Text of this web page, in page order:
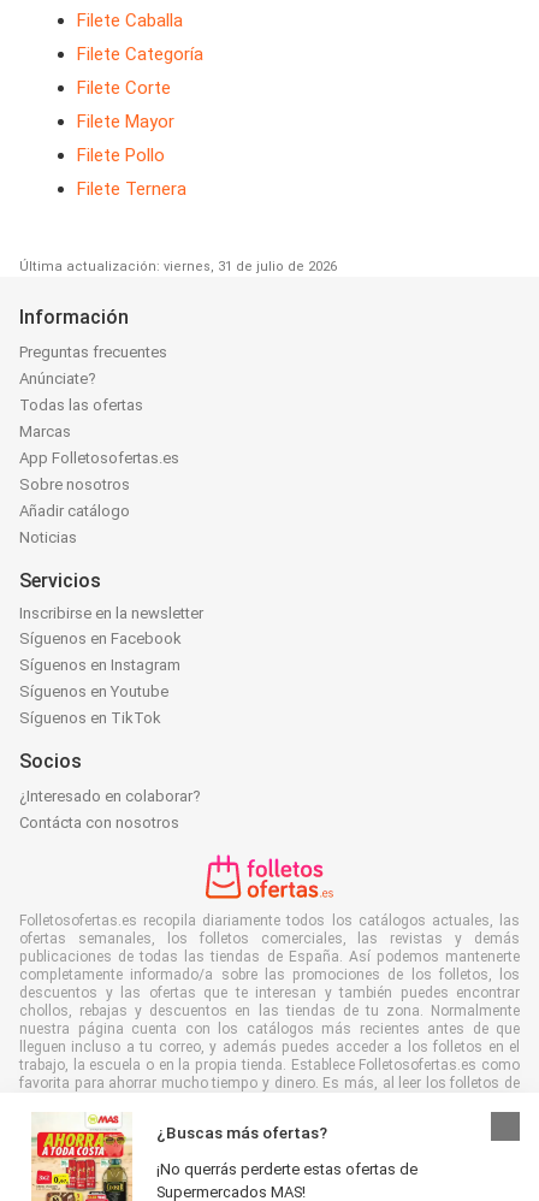
Filete Caballa
Filete Categoría
Filete Corte
Filete Mayor
Filete Pollo
Filete Ternera
Última actualización: viernes, 31 de julio de 2026
¿Buscas más ofertas?
¡No querrás perderte estas ofertas de
Supermercados MAS!
Información
Preguntas frecuentes
Anúnciate?
Todas las ofertas
Marcas
App Folletosofertas.es
Sobre nosotros
Añadir catálogo
Noticias
Servicios
Inscribirse en la newsletter
Síguenos en Facebook
Síguenos en Instagram
Síguenos en Youtube
Síguenos en TikTok
Socios
¿Interesado en colaborar?
Contácta con nosotros
Folletosofertas.es recopila diariamente todos los catálogos actuales, las
ofertas semanales, los folletos comerciales, las revistas y demás
publicaciones de todas las tiendas de España. Así podemos mantenerte
completamente informado/a sobre las promociones de los folletos, los
descuentos y las ofertas que te interesan y también puedes encontrar
chollos, rebajas y descuentos en las tiendas de tu zona. Normalmente
nuestra página cuenta con los catálogos más recientes antes de que
lleguen incluso a tu correo, y además puedes acceder a los folletos en el
trabajo, la escuela o en la propia tienda. Establece Folletosofertas.es como
favorita para ahorrar mucho tiempo y dinero. Es más, al leer los folletos de
ayudar al medioambiente.